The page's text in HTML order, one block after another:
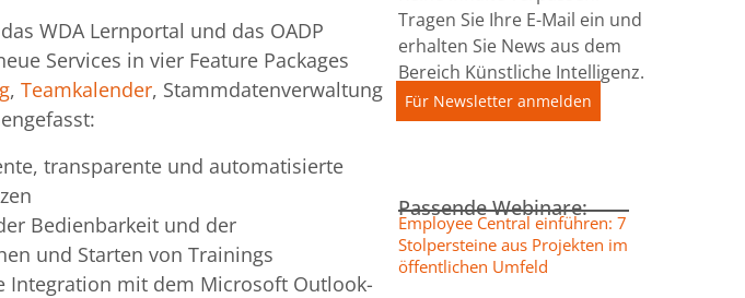
WDA Lernportal und das OADP
Services in vier Feature Packages
, Teamkalender, Stammdatenverwaltung
transparente und automatisierte
Bedienbarkeit und der
und Starten von Trainings
Integration mit dem Microsoft Outlook-
Tragen Sie Ihre E-Mail ein und
erhalten Sie News aus dem
Bereich Künstliche Intelligenz.
Für Newsletter anmelden
Passende Webinare:
Employee Central einführen: 7
Stolpersteine aus Projekten im
öffentlichen Umfeld